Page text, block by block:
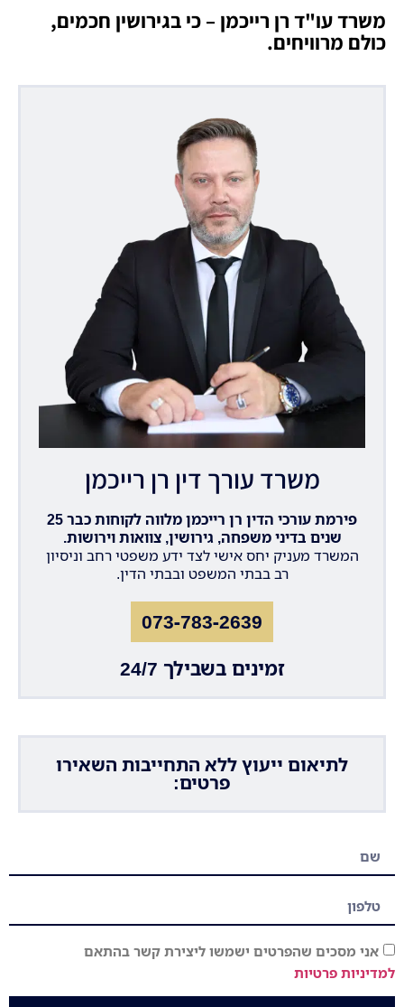
משרד עו"ד רן רייכמן – כי בגירושין חכמים,
כולם מרוויחים.
משרד עורך דין רן רייכמן
פירמת עורכי הדין רן רייכמן מלווה לקוחות כבר 25
שנים בדיני משפחה, גירושין, צוואות וירושות.
המשרד מעניק יחס אישי לצד ידע משפטי רחב וניסיון
רב בבתי המשפט ובבתי הדין.
073-783-2639
זמינים בשבילך 24/7
לתיאום ייעוץ ללא התחייבות השאירו
פרטים:
אני מסכים שהפרטים ישמשו ליצירת קשר בהתאם
למדיניות פרטיות